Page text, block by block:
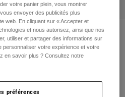
Packs
votre panier plein, vous montrer
envoyer des publicités plus
web. En cliquant sur « Accepter et
et nous autorisez, ainsi que nos
utiliser et partager des informations sur
personnaliser votre expérience et votre
en savoir plus ? Consultez notre
préférences